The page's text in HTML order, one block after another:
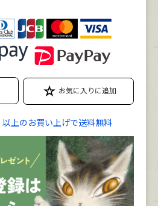
上のお買い上げで送料無料